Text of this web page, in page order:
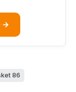
→
86